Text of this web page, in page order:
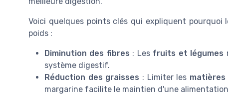
Voici quelques points clés qui expliquent
poids :
Diminution des fibres : Les fruits et légumes
système digestif.
Réduction des graisses : Limiter les matières
margarine facilite le maintien d'une